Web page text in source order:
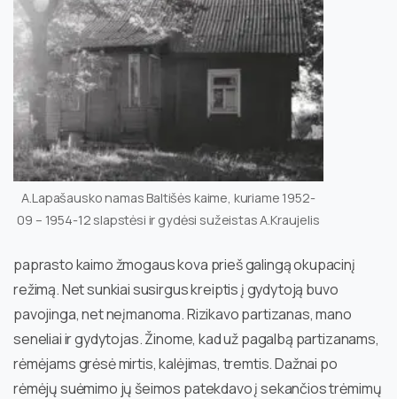
A.Lapašausko namas Baltišės kaime, kuriame 1952-
09 – 1954-12 slapstėsi ir gydėsi sužeistas A.Kraujelis
paprasto kaimo žmogaus kova prieš galingą okupacinį
režimą. Net sunkiai susirgus kreiptis į gydytoją buvo
pavojinga, net neįmanoma. Rizikavo partizanas, mano
seneliai ir gydytojas. Žinome, kad už pagalbą partizanams,
rėmėjams grėsė mirtis, kalėjimas, tremtis. Dažnai po
rėmėjų suėmimo jų šeimos patekdavo į sekančios trėmimų